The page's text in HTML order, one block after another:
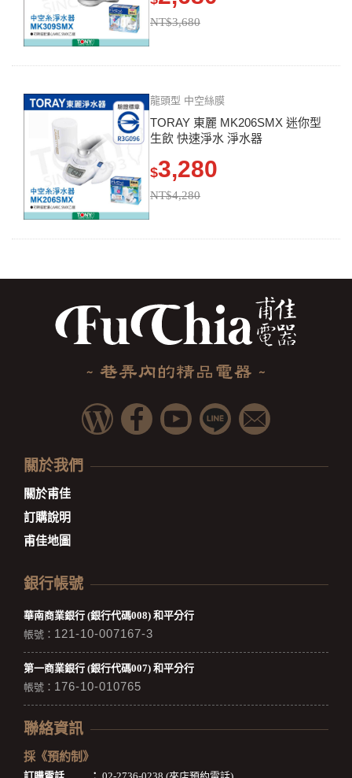
NT$3,680
龍頭型 中空絲膜
TORAY 東麗 MK206SMX 迷你型
生飲 快速淨水 淨水器
$3,280
NT$4,280
關於我們
關於甫佳
訂購說明
甫佳地圖
銀行帳號
華南商業銀行 (銀行代碼008) 和平分行
帳號： 121-10-007167-3
第一商業銀行 (銀行代碼007) 和平分行
帳號： 176-10-010765
聯絡資訊
採《預約制》